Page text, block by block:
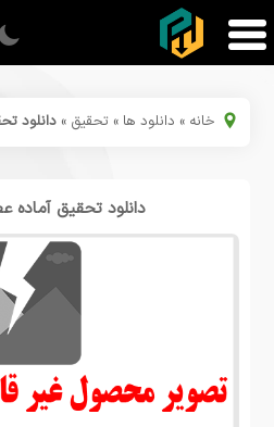
خانه » دانلود ها » تحقیق »دانلود
دانلود تحقیق آماده